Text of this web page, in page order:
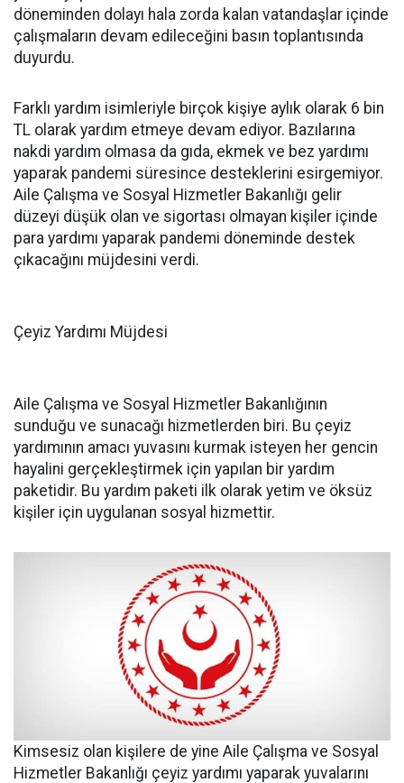
döneminden dolayı hala zorda kalan vatandaşlar içinde
çalışmaların devam edileceğini basın toplantısında
duyurdu.
Farklı yardım isimleriyle birçok kişiye aylık olarak 6 bin
TL olarak yardım etmeye devam ediyor. Bazılarına
nakdi yardım olmasa da gıda, ekmek ve bez yardımı
yaparak pandemi süresince desteklerini esirgemiyor.
Aile Çalışma ve Sosyal Hizmetler Bakanlığı gelir
düzeyi düşük olan ve sigortası olmayan kişiler içinde
para yardımı yaparak pandemi döneminde destek
çıkacağını müjdesini verdi.
Çeyiz Yardımı Müjdesi
Aile Çalışma ve Sosyal Hizmetler Bakanlığının
sunduğu ve sunacağı hizmetlerden biri. Bu çeyiz
yardımının amacı yuvasını kurmak isteyen her gencin
hayalini gerçekleştirmek için yapılan bir yardım
paketidir. Bu yardım paketi ilk olarak yetim ve öksüz
kişiler için uygulanan sosyal hizmettir.
Kimsesiz olan kişilere de yine Aile Çalışma ve Sosyal
Hizmetler Bakanlığı çeyiz yardımı yaparak yuvalarını